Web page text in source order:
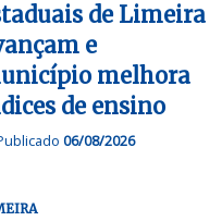
de Limeira
e
melhora
de ensino
06/08/2026